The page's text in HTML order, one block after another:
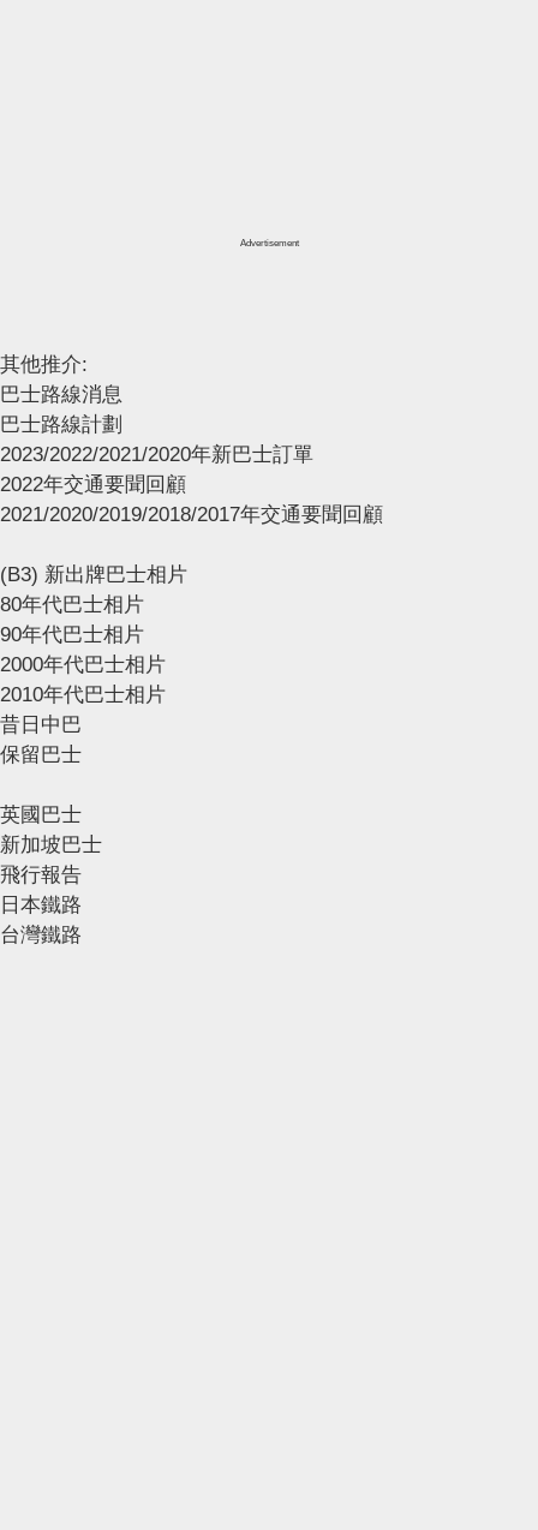
Advertisement
其他推介:
巴士路線消息
巴士路線計劃
2023/2022/2021/2020年新巴士訂單
2022年交通要聞回顧
2021/2020/2019/2018/2017年交通要聞回顧
(B3) 新出牌巴士相片
80年代巴士相片
90年代巴士相片
2000年代巴士相片
2010年代巴士相片
昔日中巴
保留巴士
英國巴士
新加坡巴士
飛行報告
日本鐵路
台灣鐵路